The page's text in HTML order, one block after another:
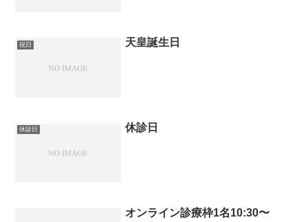
祝日 天皇誕生日
休診日 休診日
オンライン診療枠1名10:30〜